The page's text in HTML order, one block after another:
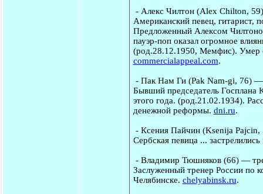
- Алекс Чилтон(Alex Chilton,
Американский певец, гитарист,
Предложенный Алексом
пауэр-поп оказал огромное
(род.28.12.1950, Мемфис). Умер
commercialappeal.com.
- Пак Нам Ги (Pak Nam-gi, 76)
Бывший председатель Госплана
этого года. (род.21.02.1934).
денежной реформы. dni.ru.
- Ксения Пайчин(Ksenija
Сербская певица ...
- Владимир Тюшняков(66) —
Заслуженный тренер России по
Челябинске. chelyabinsk.ru.